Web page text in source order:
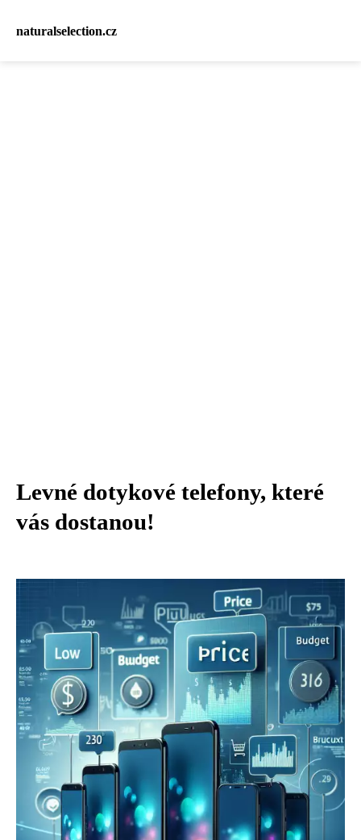
naturalselection.cz
Levné dotykové telefony, které
vás dostanou!